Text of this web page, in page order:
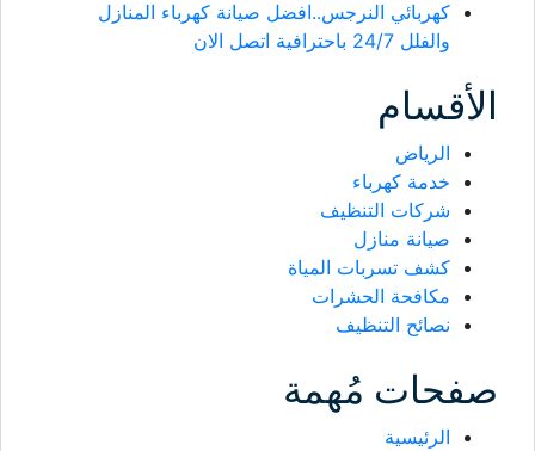
كهربائي النرجس..افضل صيانة كهرباء المنازل
والفلل 24/7 باحترافية اتصل الان
الأقسام
الرياض
خدمة كهرباء
شركات التنظيف
صيانة منازل
كشف تسربات المياة
مكافحة الحشرات
نصائح التنظيف
صفحات مُهمة
الرئيسية